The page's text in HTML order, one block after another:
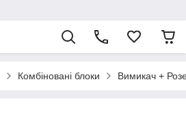
Комбіновані блоки Вимикач +